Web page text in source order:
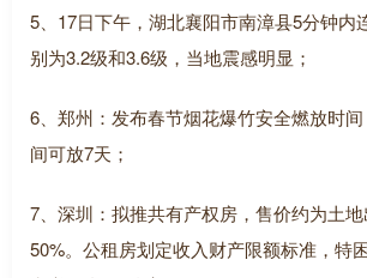
5、17日下午，湖北襄阳市南漳县5分钟内
别为3.2级和3.6级，当地震感明显；
6、郑州：发布春节烟花爆竹安全燃放时
间可放7天；
7、深圳：拟推共有产权房，售价约为土
50%。公租房划定收入财产限额标准，特